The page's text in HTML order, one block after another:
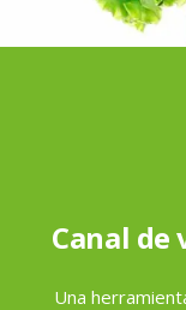
Canal
Una